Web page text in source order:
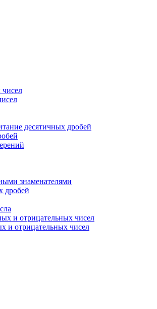
десятичных дробей
знаменателями
дробей
и отрицательных чисел
и отрицательных чисел